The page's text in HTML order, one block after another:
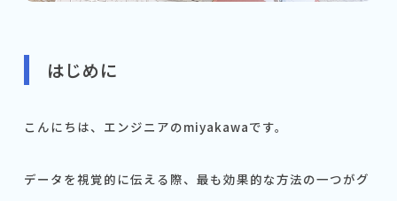
はじめに
こんにちは、エンジニアのmiyakawaです。
データを視覚的に伝える際、最も効果的な方法の一つがグ